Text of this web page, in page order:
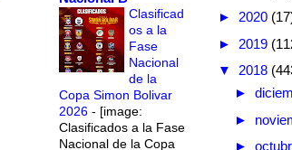
Clasificad
os a la
Fase
Nacional
de la
Copa Simon Bolivar
2026 - [image:
Clasificados a la Fase
Nacional de la Copa
► 2020
► 2019
▼ 2018
►
►
►